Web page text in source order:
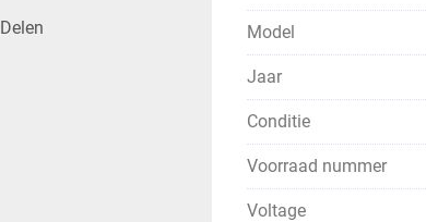
Delen Model
Jaar
Conditie
Voorraad nummer
Voltage